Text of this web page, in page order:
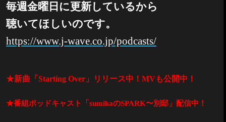
毎週金曜日に更新しているから
聴いてほしいのです。
https://www.j-wave.co.jp/podcasts/
★新曲「 Starting Over 」リリース中！ MVも公開中！
★番組ポッドキャスト「 sumikaのSPARK〜別邸」配信中！